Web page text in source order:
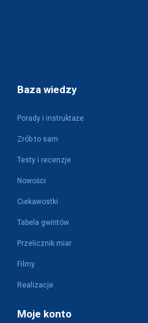
Baza wiedzy
Porady i instruktaże
Zrób to sam
Testy i recenzje
Nowości
Ciekawostki
Tabela gwintów
Przelicznik miar
Filmy
Realizacje
Moje konto